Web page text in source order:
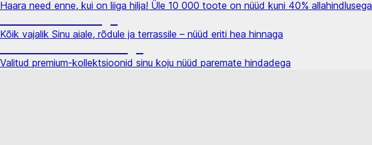
Haara need enne, kui on liiga hilja! Üle 10 000 toote on nüüd kuni 40% allahindlusega
Kõik vajalik Sinu aiale, rõdule ja terrassile – nüüd eriti hea hinnaga
Valitud premium-kollektsioonid sinu koju nüüd paremate hindadega